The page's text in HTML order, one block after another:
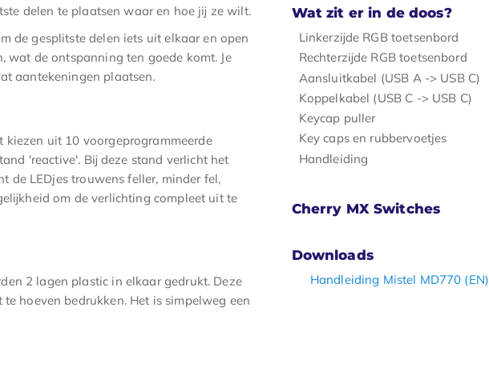
delen te plaatsen waar en hoe jij ze wilt.
de gesplitste delen iets uit elkaar en open
wat de ontspanning ten goede komt. Je
aantekeningen plaatsen.
kiezen uit 10 voorgeprogrammeerde
'reactive'. Bij deze stand verlicht het
de LEDjes trouwens feller, minder fel,
om de verlichting compleet uit te
2 lagen plastic in elkaar gedrukt. Deze
hoeven bedrukken. Het is simpelweg een
Wat zit er in de doos?
Linkerzijde RGB toetsenbord
Rechterzijde RGB toetsenbord
Aansluitkabel (USB A -> USB C)
Koppelkabel (USB C -> USB C)
Keycap puller
Key caps en rubbervoetjes
Handleiding
Cherry MX Switches
Downloads
Handleiding Mistel MD770 (EN)